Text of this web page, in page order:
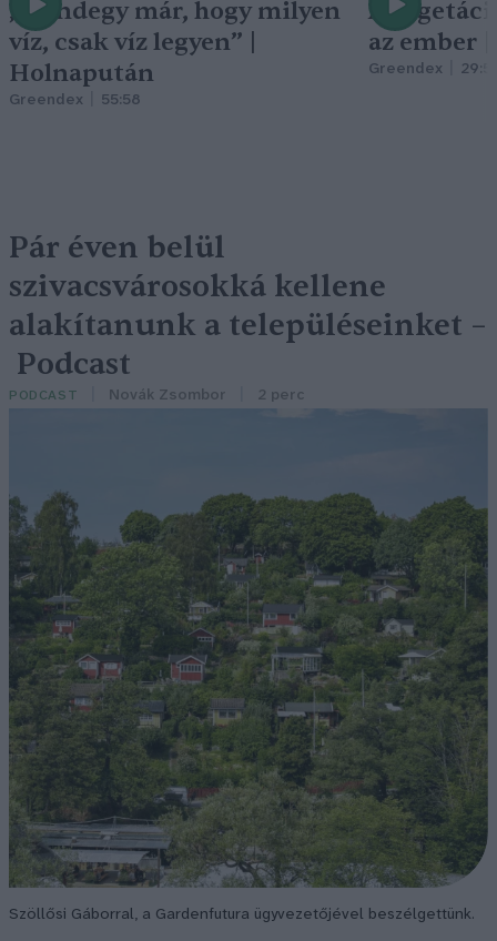
„Mindegy már, hogy milyen
víz, csak víz legyen” |
Holnapután
Greendex 55:58
A
az ember
Greendex
Pár éven belül
szivacsvárosokká kellene
alakítanunk a településeinket –
Podcast
PODCAST Novák Zsombor 2 perc
Szöllősi Gáborral, a Gardenfutura ügyvezetőjével beszélgettünk.